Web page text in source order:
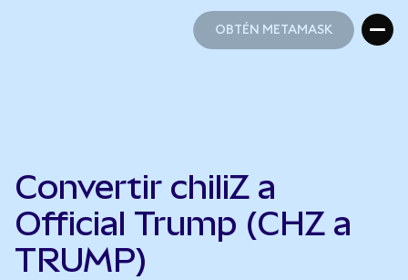
OBTÉN METAMASK
Convertir chiliZ a
Official Trump (CHZ a
TRUMP)